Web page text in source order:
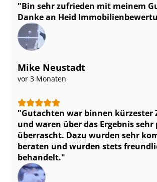
Bin sehr zufrieden mit meinem
Danke an Heid
Mike Neustadt
vor 3 Monaten
Gutachten war binnen kürzester
und waren über das Ergebnis
überrascht. Dazu wurden sehr
beraten und wurden stets
behandelt.